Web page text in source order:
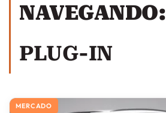
NAVEGANDO:
PLUG-IN
MERCADO